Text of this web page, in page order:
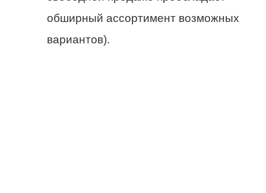
обширный ассортимент возможных
вариантов).